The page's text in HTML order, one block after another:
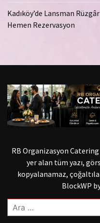
Kadıköy’de Lansman
Hemen Rezervasyon
RB Organizasyon Catering
yer alan tüm yazı,
kopyalanamaz,
BlockWP
Arama: